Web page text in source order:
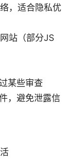
，适合隐私优
站（部分JS
某些审查
，避免泄露信